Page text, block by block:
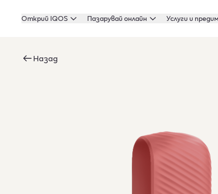
Открий IQOS Пазарувай онлайн Услуги и
Назад